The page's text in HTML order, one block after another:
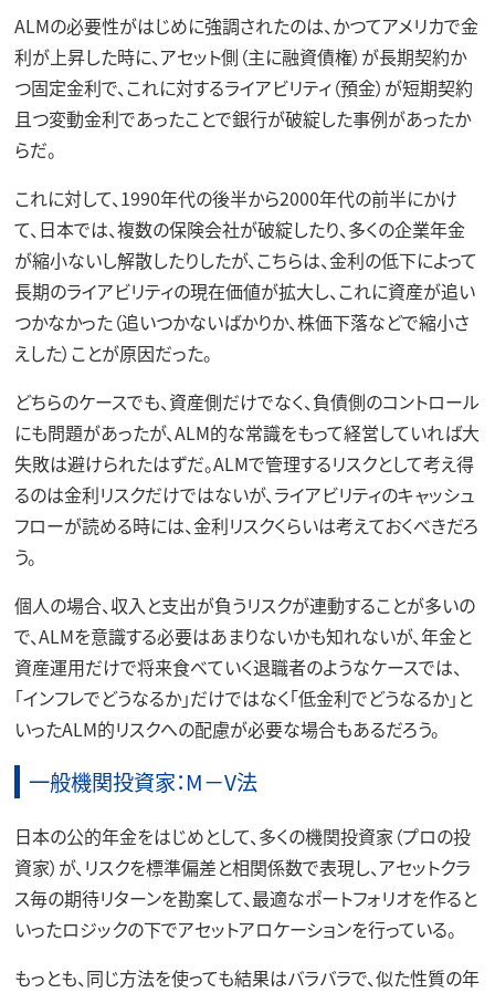
ALMの必要性がはじめに強調されたのは、かつてアメリカで金
利が上昇した時に、アセット側（主に融資債権）が長期契約か
つ固定金利で、これに対するライアビリティ（預金）が短期契約
且つ変動金利であったことで銀行が破綻した事例があったか
らだ。
これに対して、1990年代の後半から2000年代の前半にかけ
て、日本では、複数の保険会社が破綻したり、多くの企業年金
が縮小ないし解散したりしたが、こちらは、金利の低下によって
長期のライアビリティの現在価値が拡大し、これに資産が追い
つかなかった（追いつかないばかりか、株価下落などで縮小さ
えした）ことが原因だった。
どちらのケースでも、資産側だけでなく、負債側のコントロール
にも問題があったが、ALM的な常識をもって経営していれば大
失敗は避けられたはずだ。ALMで管理するリスクとして考え得
るのは金利リスクだけではないが、ライアビリティのキャッシュ
フローが読める時には、金利リスクくらいは考えておくべきだろ
う。
個人の場合、収入と支出が負うリスクが連動することが多いの
で、ALMを意識する必要はあまりないかも知れないが、年金と
資産運用だけで将来食べていく退職者のようなケースでは、
「インフレでどうなるか」だけではなく「低金利でどうなるか」と
いったALM的リスクへの配慮が必要な場合もあるだろう。
一般機関投資家：M－V法
日本の公的年金をはじめとして、多くの機関投資家（プロの投
資家）が、リスクを標準偏差と相関係数で表現し、アセットクラ
ス毎の期待リターンを勘案して、最適なポートフォリオを作ると
いったロジックの下でアセットアロケーションを行っている。
もっとも、同じ方法を使っても結果はバラバラで、似た性質の年